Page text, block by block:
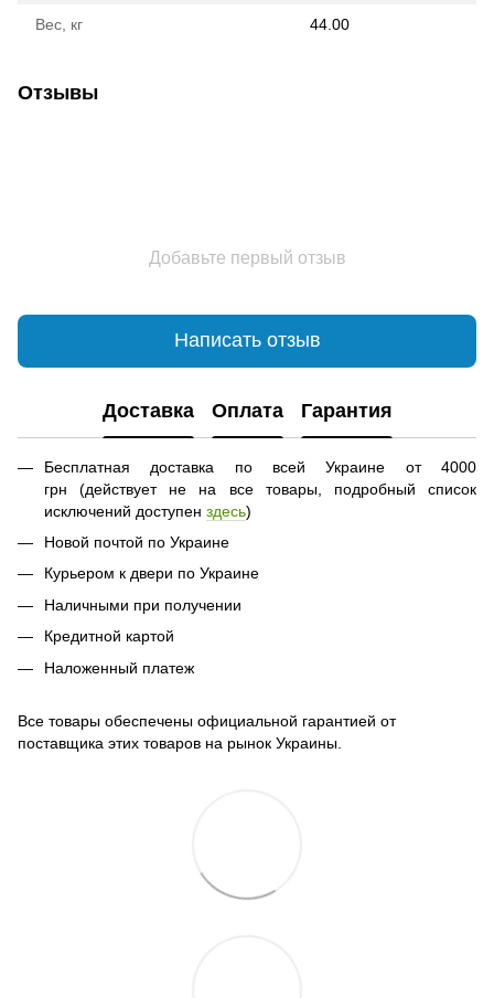
Вес, кг 44.00
Отзывы
Добавьте первый отзыв
Написать отзыв
Доставка Оплата Гарантия
Бесплатная доставка по всей Украине от 4000
грн (действует не на все товары, подробный список
исключений доступен здесь)
Новой почтой по Украине
Курьером к двери по Украине
Наличными при получении
Кредитной картой
Наложенный платеж
Все товары обеспечены официальной гарантией от
поставщика этих товаров на рынок Украины.